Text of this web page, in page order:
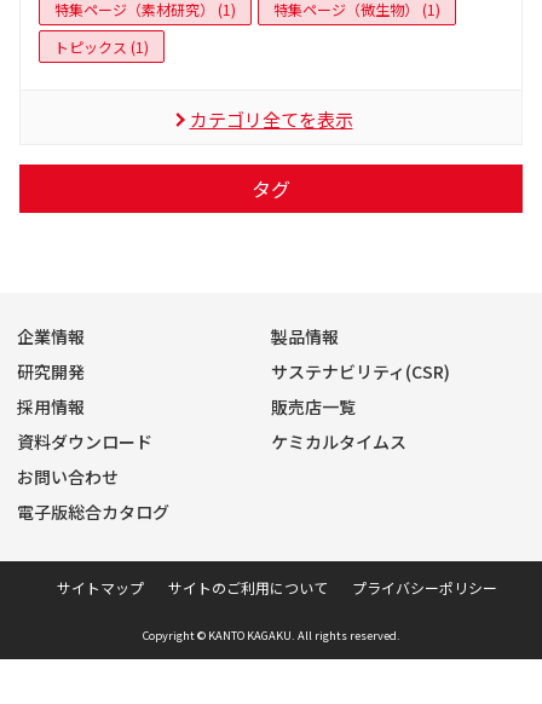
特集ページ（素材研究） (1)
特集ページ（微生物） (1)
トピックス (1)
カテゴリ全てを表示
タグ
企業情報
製品情報
研究開発
サステナビリティ(CSR)
採用情報
販売店一覧
資料ダウンロード
ケミカルタイムス
お問い合わせ
電子版総合カタログ
サイトマップ サイトのご利用について プライバシーポリシー
Copyright © KANTO KAGAKU. All rights reserved.